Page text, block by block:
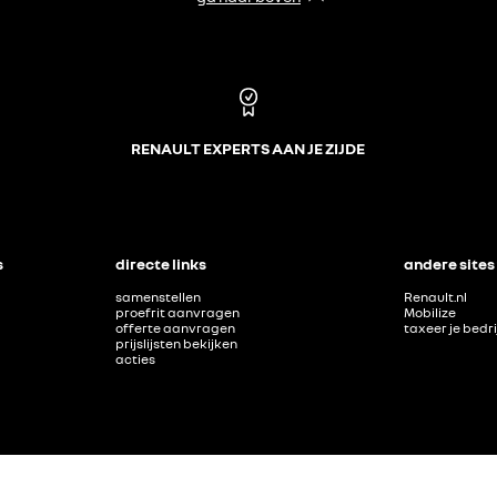
RENAULT EXPERTS AAN JE ZIJDE
directe links
samenstellen
proefrit aanvragen
offerte aanvragen
prijslijsten bekijken
acties
andere
Renault.nl
Mobilize
taxeer je